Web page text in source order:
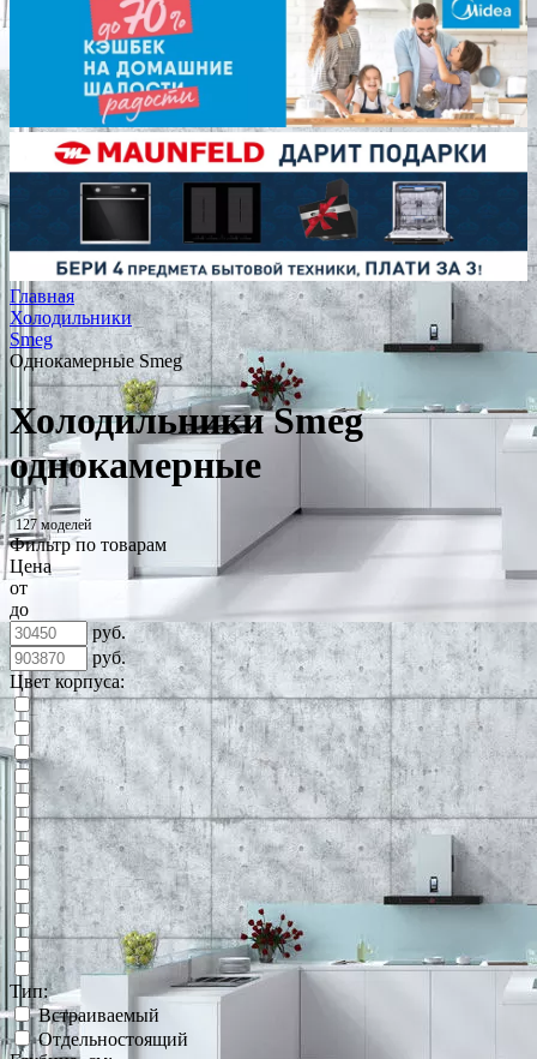
Главная
Холодильники
Smeg
Однокамерные Smeg
Холодильники Smeg
однокамерные
127 моделей
Фильтр по товарам
Цена
от
до
руб.
руб.
Цвет корпуса:
Тип:
Встраиваемый
Отдельностоящий